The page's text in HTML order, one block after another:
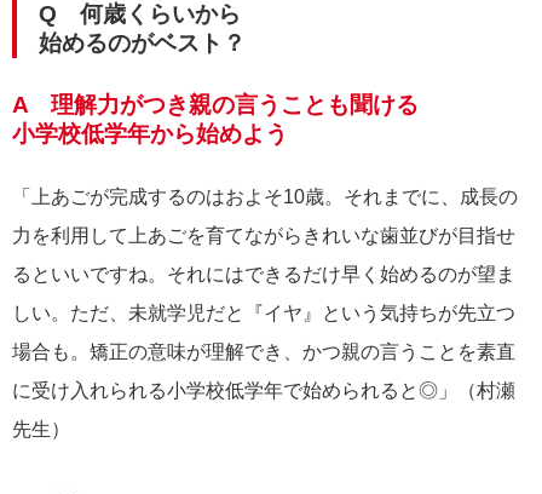
Q 何歳くらいから
始めるのがベスト？
A 理解力がつき親の言うことも聞ける
小学校低学年から始めよう
「上あごが完成するのはおよそ10歳。それまでに、成長の
力を利用して上あごを育てながらきれいな歯並びが目指せ
るといいですね。それにはできるだけ早く始めるのが望ま
しい。ただ、未就学児だと『イヤ』という気持ちが先立つ
場合も。矯正の意味が理解でき、かつ親の言うことを素直
に受け入れられる小学校低学年で始められると◎」（村瀬
先生）